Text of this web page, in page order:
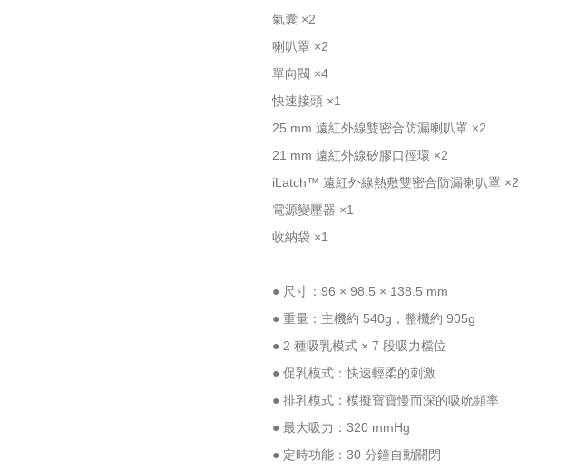
氣囊 ×2
喇叭罩 ×2
單向閥 ×4
快速接頭 ×1
25 mm 遠紅外線雙密合防漏喇叭罩 ×2
21 mm 遠紅外線矽膠口徑環 ×2
iLatch™ 遠紅外線熱敷雙密合防漏喇叭罩 ×2
電源變壓器 ×1
收納袋 ×1
● 尺寸：96 × 98.5 × 138.5 mm
● 重量：主機約 540g，整機約 905g
● 2 種吸乳模式 × 7 段吸力檔位
● 促乳模式：快速輕柔的刺激
● 排乳模式：模擬寶寶慢而深的吸吮頻率
● 最大吸力：320 mmHg
● 定時功能：30 分鐘自動關閉